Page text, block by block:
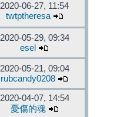
2020-06-27, 11:54
twtptheresa
2020-05-29, 09:34
esel
2020-05-21, 09:04
rubcandy0208
2020-04-07, 14:54
憂傷的魂